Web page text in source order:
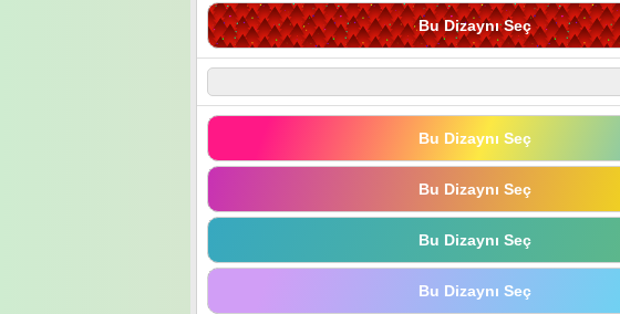
Bu Dizaynı Seç
Bu Dizaynı Seç
Bu Dizaynı Seç
Bu Dizaynı Seç
Bu Dizaynı Seç